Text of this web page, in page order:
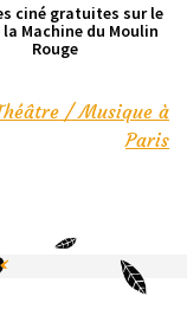
ciné gratuites sur le
Machine du Moulin
Rouge
/ Musique à
Paris